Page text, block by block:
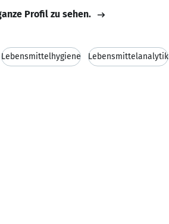
Profil zu sehen.
Lebensmittelhygiene Lebensmittelanalytik